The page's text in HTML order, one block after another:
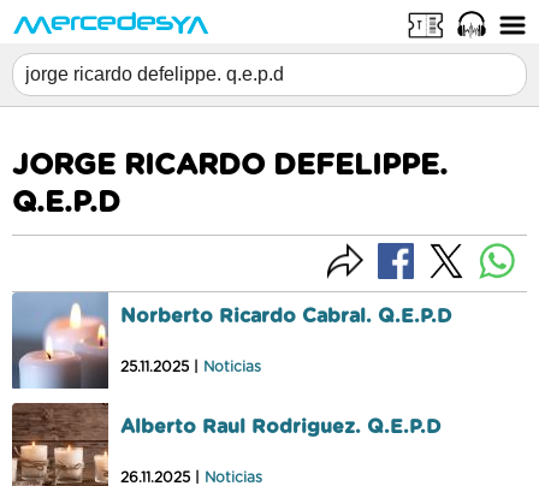
JORGE RICARDO DEFELIPPE.
Q.E.P.D
Norberto Ricardo Cabral. Q.E.P.D
25.11.2025 | Noticias
Alberto Raul Rodriguez. Q.E.P.D
26.11.2025 | Noticias